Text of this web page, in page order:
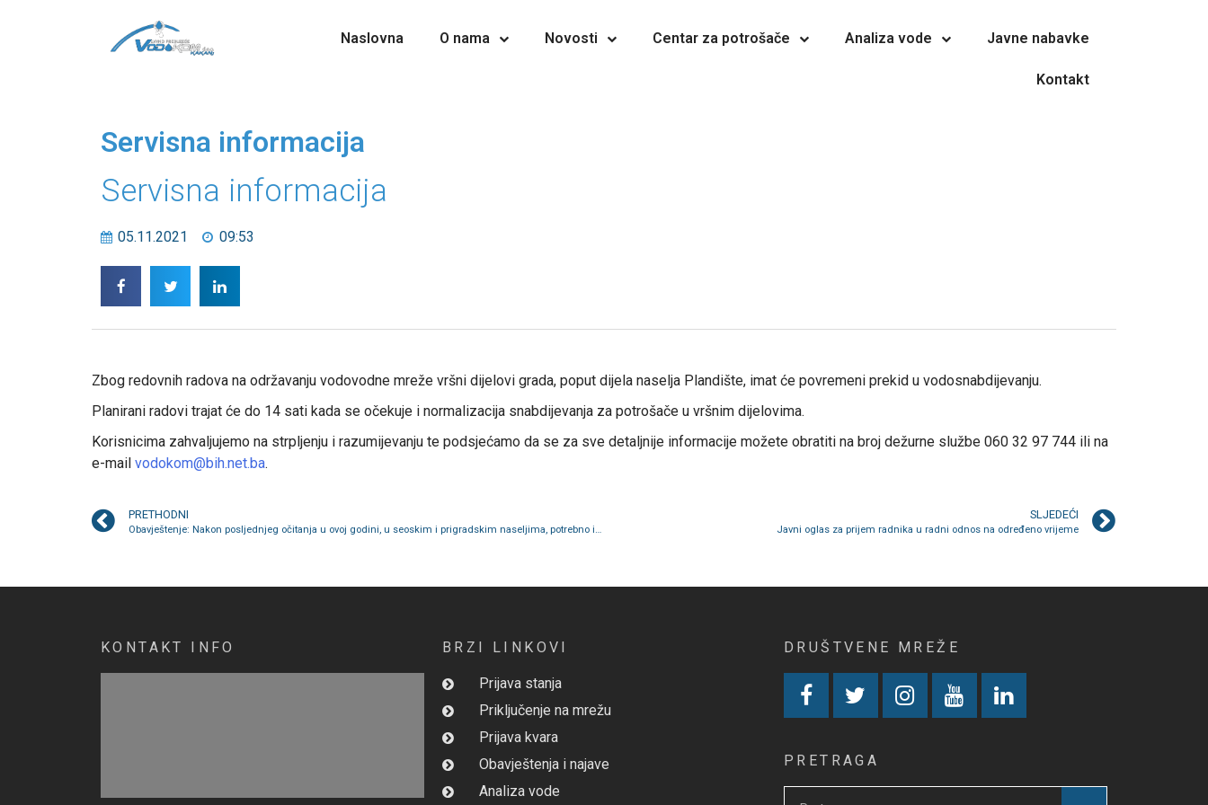
Naslovna O nama Novosti Centar za potrošače Analiza vode Javne nabavke
Kontakt
Servisna informacija
Servisna informacija
05.11.2021 09:53
Zbog redovnih radova na održavanju vodovodne mreže vršni dijelovi grada, poput dijela naselja Plandište, imat će povremeni prekid u vodosnabdijevanju.
Planirani radovi trajat će do 14 sati kada se očekuje i normalizacija snabdijevanja za potrošače u vršnim dijelovima.
Korisnicima zahvaljujemo na strpljenju i razumijevanju te podsjećamo da se za sve detaljnije informacije možete obratiti na broj dežurne službe 060 32 97 744 ili na
e-mail vodokom@bih.net.ba.
PRETHODNI
Obavještenje: Nakon posljednjeg očitanja u ovoj godini, u seoskim i prigradskim naseljima, potrebno izvršiti zimsku zaštitu mjerila i instalacija
SLJEDEĆI
Javni oglas za prijem radnika u radni odnos na određeno vrijeme
KONTAKT INFO BRZI LINKOVI
Prijava stanja
Priključenje na mrežu
Prijava kvara
Obavještenja i najave
Analiza vode
DRUŠTVENE MREŽE
PRETRAGA